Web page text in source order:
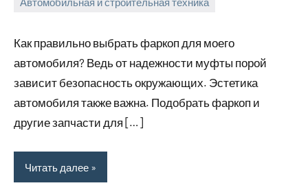
2023
Как правильно выбрать фаркоп для моего
автомобиля? Ведь от надежности муфты порой
зависит безопасность окружающих. Эстетика
автомобиля также важна. Подобрать фаркоп и
другие запчасти для […]
Читать далее